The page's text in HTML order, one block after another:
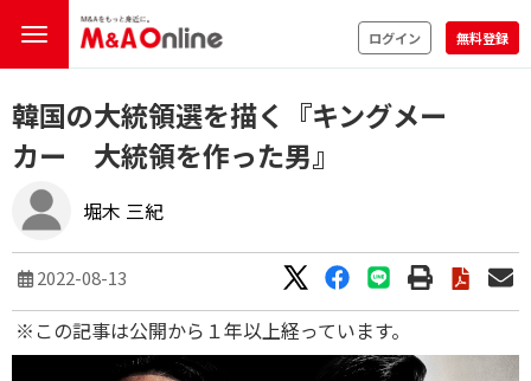
ログイン 無料登録
韓国の大統領選を描く『キングメー
カー 大統領を作った男』
堀木 三紀
2022-08-13
※この記事は公開から１年以上経っています。